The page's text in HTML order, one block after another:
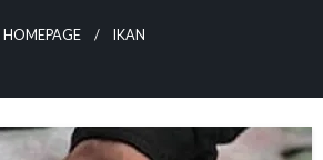
HOMEPAGE IKAN